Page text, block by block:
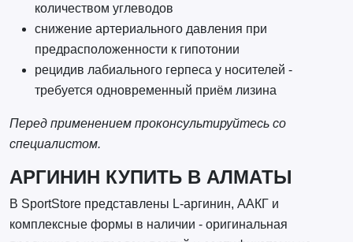
количеством углеводов
снижение артериального давления при
предрасположенности к гипотонии
рецидив лабиального герпеса у носителей -
требуется одновременный приём лизина
Перед применением проконсультируйтесь со
специалистом.
АРГИНИН КУПИТЬ В АЛМАТЫ
В SportStore представлены L-аргинин, ААКГ и
комплексные формы в наличии - оригинальная